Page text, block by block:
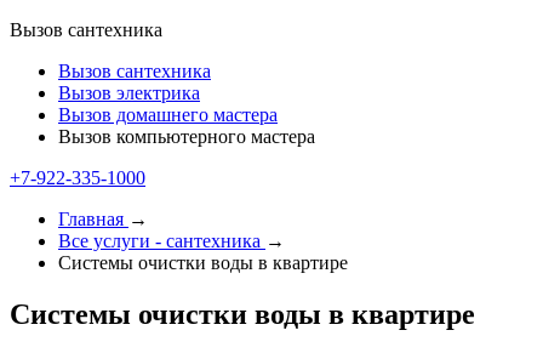
Вызов сантехника
Вызов сантехника
Вызов электрика
Вызов домашнего мастера
Вызов компьютерного мастера
+7-922-335-1000
Главная →
Все услуги - cантехника →
Системы очистки воды в квартире
Системы очистки воды в квартире